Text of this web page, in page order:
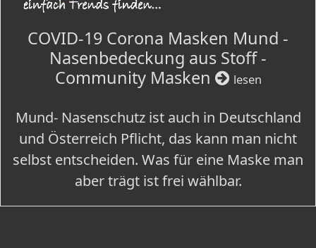
COVID-19 Corona Masken Mund -
Nasenbedeckung aus Stoff -
Community Masken
lesen
Mund- Nasenschutz ist auch in Deutschland
und Österreich Pflicht, das kann man nicht
selbst entscheiden. Was für eine Maske man
aber trägt ist frei wählbar.